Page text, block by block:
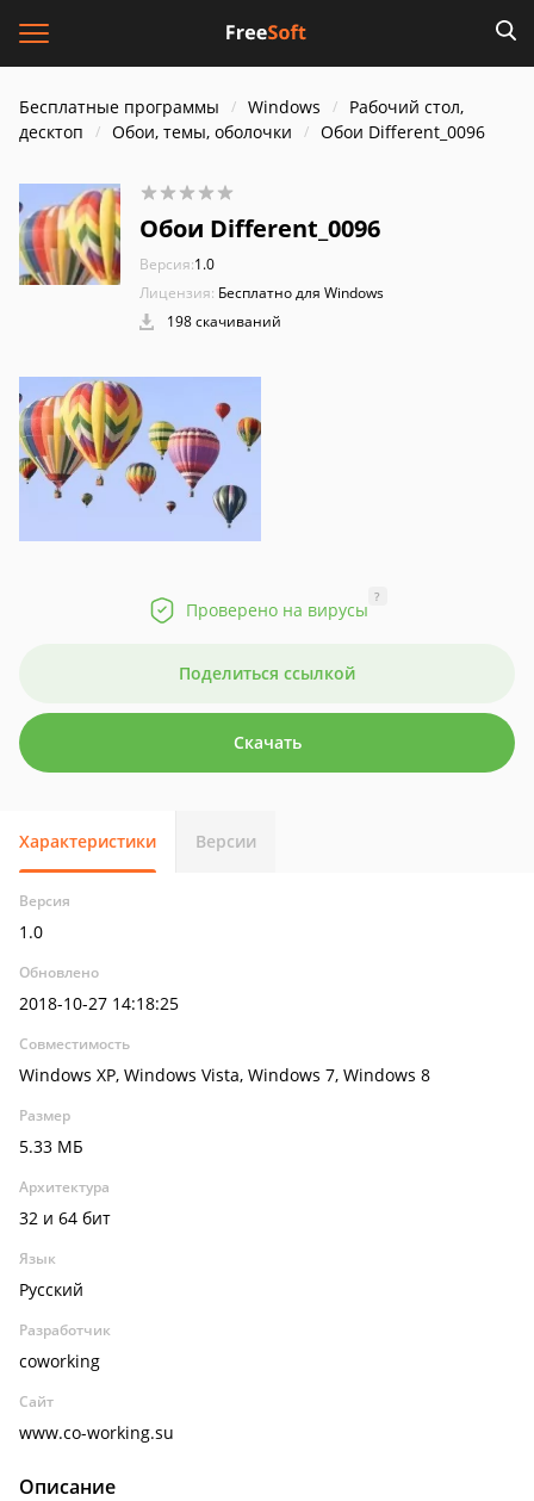
Бесплатные программы Windows
Рабочий стол,
десктоп
Обои, темы, оболочки Обои Different_0096
Обои Different_0096
Версия:1.0
Лицензия: Бесплатно для Windows
198 скачиваний
Проверено на вирусы
?
Поделиться ссылкой
Скачать
Характеристики Версии
Версия
1.0
Обновлено
2018-10-27 14:18:25
Совместимость
Windows XP, Windows Vista, Windows 7, Windows 8
Размер
5.33 МБ
Архитектура
32 и 64 бит
Язык
Русский
Разработчик
coworking
Сайт
www.co-working.su
Описание